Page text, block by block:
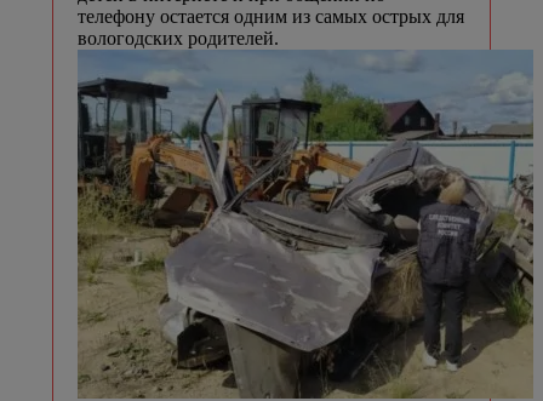
телефону остается одним из самых острых для
вологодских родителей.